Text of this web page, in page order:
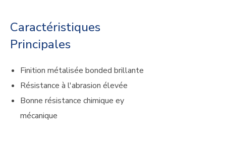
Caractéristiques
Principales
Finition métalisée bonded brillante
Résistance à l'abrasion élevée
Bonne résistance chimique ey
mécanique